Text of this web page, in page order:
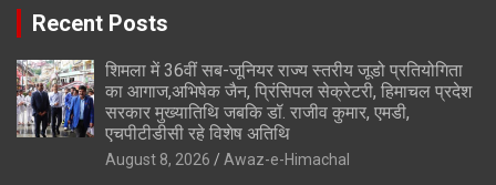
Recent Posts
शिमला में 36वीं सब-जूनियर राज्य स्तरीय जूडो प्रतियोगिता
का आगाज,अभिषेक जैन, प्रिंसिपल सेक्रेटरी, हिमाचल प्रदेश
सरकार मुख्यातिथि जबकि डॉ. राजीव कुमार, एमडी,
एचपीटीडीसी रहे विशेष अतिथि
August 8, 2026 Awaz-e-Himachal